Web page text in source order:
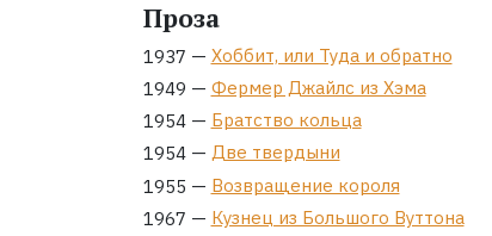
Проза
1937 — Хоббит, или Туда и обратно
1949 — Фермер Джайлс из Хэма
1954— Братство кольца
1954— Две твердыни
1955 — Возвращение короля
1967 — Кузнец из Большого Вуттона